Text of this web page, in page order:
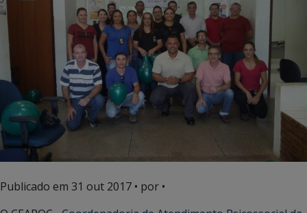
Publicado em 31 out 2017 • por •